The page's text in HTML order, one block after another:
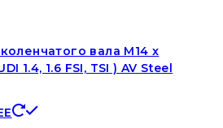
вала M14 x
1.4, 1.6 FSI, TSI ) AV Steel